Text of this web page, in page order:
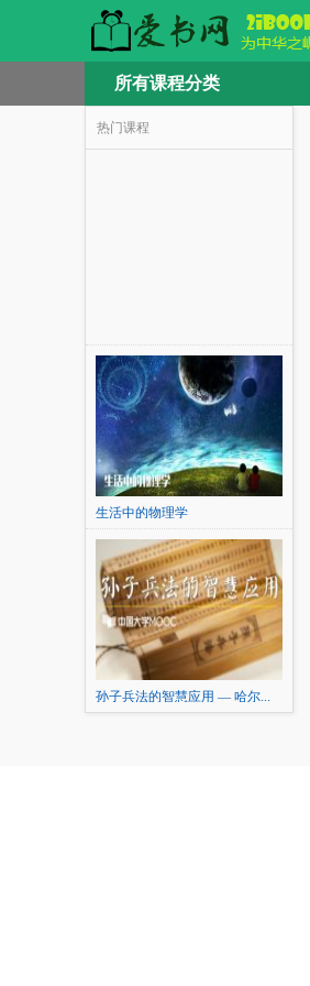
所有课程分类
热门课程
生活中的物理学
孙子兵法的智慧应用 — 哈尔...